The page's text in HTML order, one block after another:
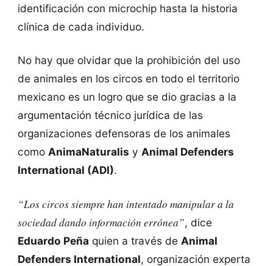
identificación con microchip hasta la historia
clínica de cada individuo.
No hay que olvidar que la prohibición del uso
de animales en los circos en todo el territorio
mexicano es un logro que se dio gracias a la
argumentación técnico jurídica de las
organizaciones defensoras de los animales
como AnimaNaturalis y Animal Defenders
International (ADI).
“Los circos siempre han intentado manipular a la
sociedad dando información errónea”, dice
Eduardo Peña quien a través de Animal
Defenders International, organización experta